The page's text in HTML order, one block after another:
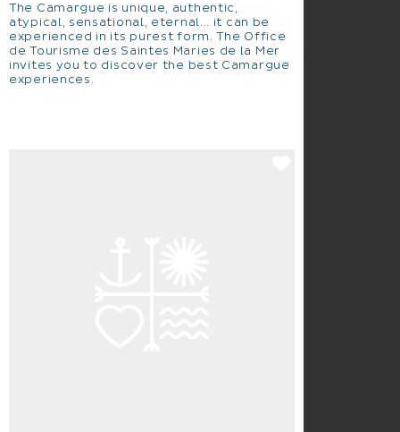
The Camargue is unique, authentic,
atypical, sensational, eternal... it can be
experienced in its purest form. The Office
de Tourisme des Saintes Maries de la Mer
invites you to discover the best Camargue
experiences.